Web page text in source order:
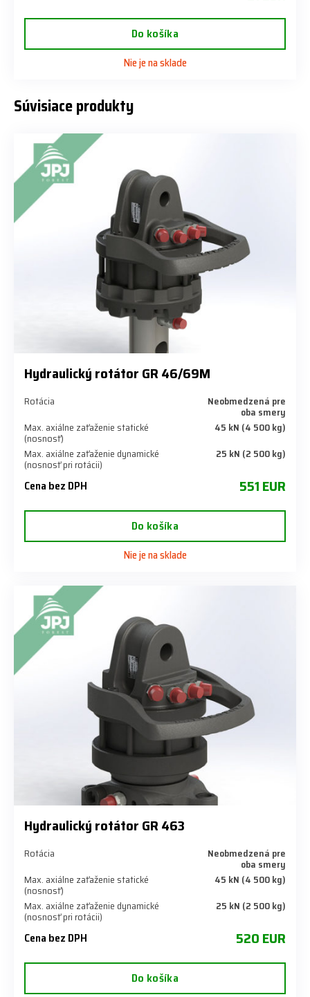
Do košíka
Nie je na sklade
Súvisiace produkty
Hydraulický rotátor GR 46/69M
Rotácia Neobmedzená pre
oba smery
Max. axiálne zaťaženie statické
(nosnosť)
45 kN (4 500 kg)
Max. axiálne zaťaženie dynamické
(nosnosť pri rotácii)
25 kN (2 500 kg)
Cena bez DPH 551 EUR
Do košíka
Nie je na sklade
Hydraulický rotátor GR 463
Rotácia Neobmedzená pre
oba smery
Max. axiálne zaťaženie statické
(nosnosť)
45 kN (4 500 kg)
Max. axiálne zaťaženie dynamické
(nosnosť pri rotácii)
25 kN (2 500 kg)
Cena bez DPH 520 EUR
Do košíka